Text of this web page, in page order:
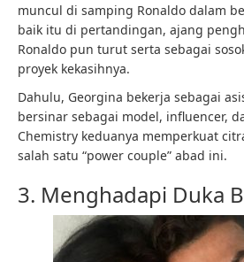
muncul di samping Ronaldo dalam
baik itu di pertandingan, ajang
Ronaldo pun turut serta sebagai
proyek kekasihnya.
Dahulu, Georgina bekerja sebagai
bersinar sebagai model, influencer,
Chemistry keduanya memperkuat
salah satu “power couple” abad ini.
3. Menghadapi Duka